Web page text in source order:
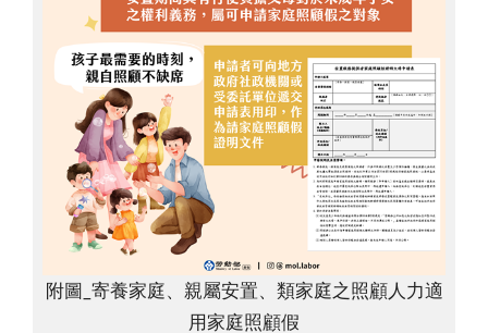
附圖_寄養家庭、親屬安置、類家庭之照顧人力適
用家庭照顧假